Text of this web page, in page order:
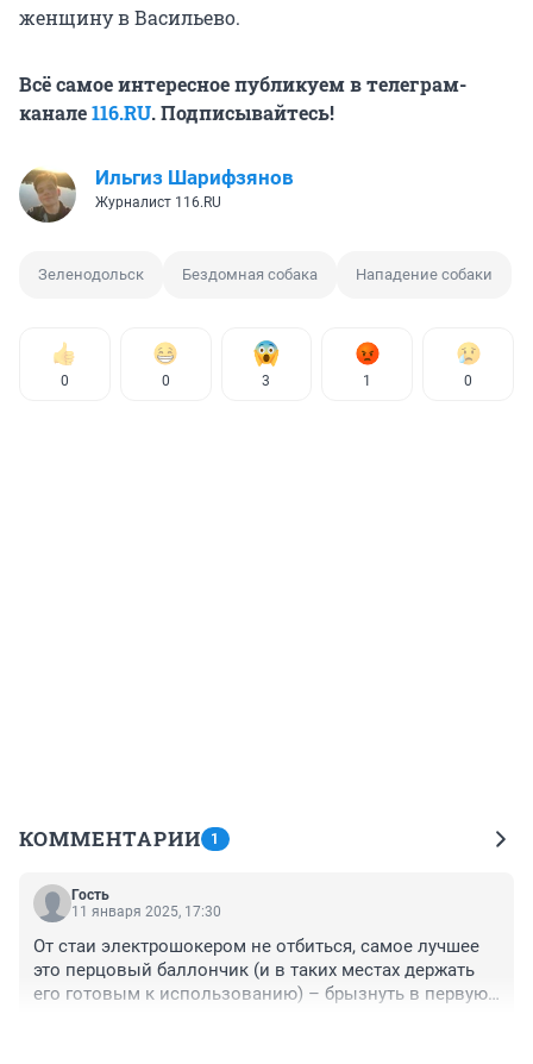
женщину в Васильево.
Всё самое интересное публикуем в телеграм-
канале116.RU. Подписывайтесь!
Ильгиз Шарифзянов
Журналист 116.RU
Зеленодольск Бездомная собака Нападение собаки
0 0 3 1 0
КОММЕНТАРИИ 1
Гость
11 января 2025, 17:30
От стаи электрошокером не отбиться, самое лучшее
это перцовый баллончик (и в таких местах держать
его готовым к использованию) – брызнуть в первую,